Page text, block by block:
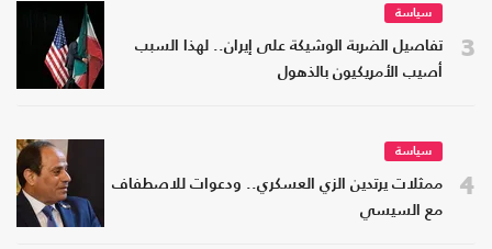
3
سياسة
تفاصيل الضربة الوشيكة على إيران.. لهذا السبب
أصيب الأمريكيون بالذهول
4
سياسة
ممثلات يرتدين الزي العسكري.. ودعوات للاصطفاف
مع السيسي